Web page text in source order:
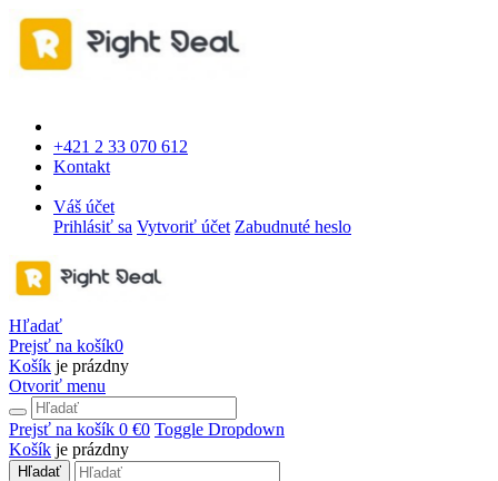
+421 2 33 070 612
Kontakt
Váš účet
Prihlásiť sa Vytvoriť účet Zabudnuté heslo
Hľadať
Prejsť na košík0
Košík je prázdny
Otvoriť menu
Prejsť na košík 0 €0 Toggle Dropdown
Košík je prázdny
Hľadať